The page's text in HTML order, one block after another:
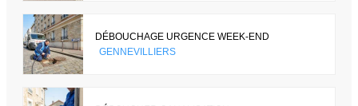
DÉBOUCHAGE URGENCE WEEK-END
GENNEVILLIERS